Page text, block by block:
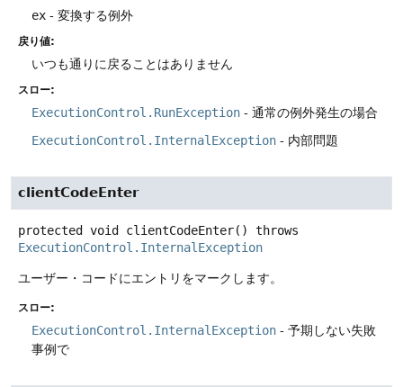
ex - 変換する例外
戻り値:
いつも通りに戻ることはありません
スロー:
ExecutionControl.RunException - 通常の例外発生の場合
ExecutionControl.InternalException - 内部問題
clientCodeEnter
protected void clientCodeEnter() throws
ExecutionControl.InternalException
ユーザー・コードにエントリをマークします。
スロー:
ExecutionControl.InternalException - 予期しない失敗
事例で